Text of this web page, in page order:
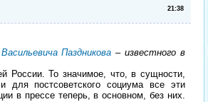
21:38
Паздникова – известного в
России. То значимое, что, в сущности,
для постсоветского социума все эти
в прессе теперь, в основном, без них.